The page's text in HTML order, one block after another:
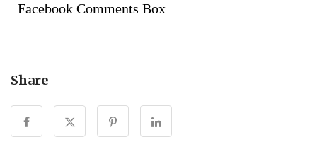
Facebook Comments Box
Share